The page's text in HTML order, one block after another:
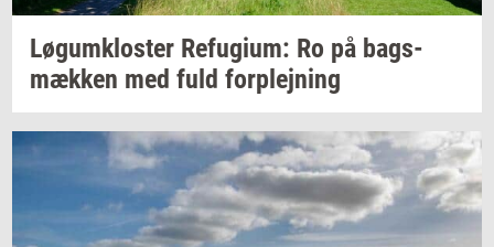
Løgum­klo­ster Re­fu­gi­um: Ro på bags­
mæk­ken med fuld for­plej­ning